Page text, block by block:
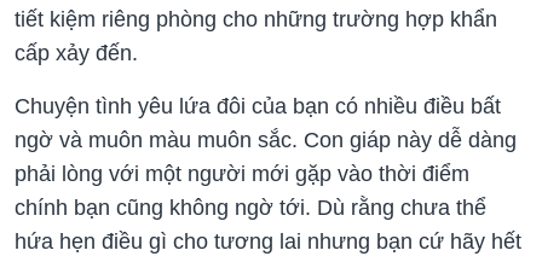
tiết kiệm riêng phòng cho những trường hợp khẩn
cấp xảy đến.
Chuyện tình yêu lứa đôi của bạn có nhiều điều bất
ngờ và muôn màu muôn sắc. Con giáp này dễ dàng
phải lòng với một người mới gặp vào thời điểm
chính bạn cũng không ngờ tới. Dù rằng chưa thể
hứa hẹn điều gì cho tương lai nhưng bạn cứ hãy hết